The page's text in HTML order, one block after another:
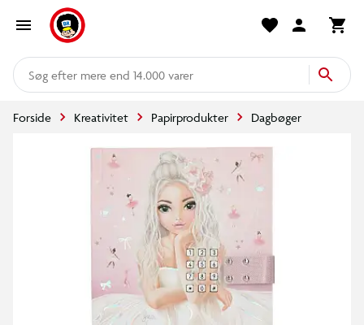
mere end 14.000 varer
Forside Kreativitet Papirprodukter Dagbøger